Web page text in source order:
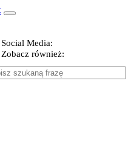
Social Media:
Zobacz również: